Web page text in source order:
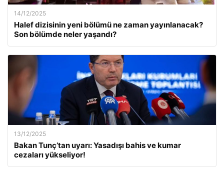
14/12/2025
Halef dizisinin yeni bölümü ne zaman yayınlanacak?
Son bölümde neler yaşandı?
13/12/2025
Bakan Tunç’tan uyarı: Yasadışı bahis ve kumar
cezaları yükseliyor!